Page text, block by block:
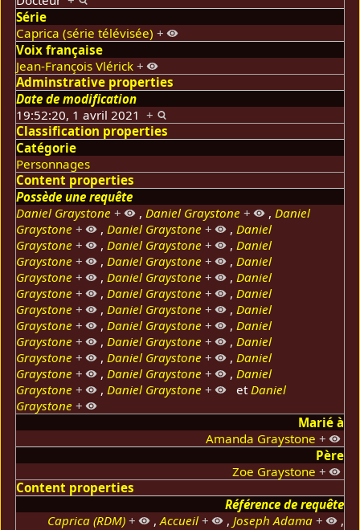
Série
Caprica (série télévisée) +
Voix française
Jean-François Vlérick +
Adminstrative properties
Date de modification
19:52:20, 1 avril 2021 +
Classification properties
Catégorie
Personnages
Content properties
Possède une requête
Daniel Graystone + ,Daniel Graystone + ,Daniel
Graystone + ,Daniel Graystone + ,Daniel
Graystone + ,Daniel Graystone + ,Daniel
Graystone + ,Daniel Graystone + ,Daniel
Graystone + ,Daniel Graystone + ,Daniel
Graystone + ,Daniel Graystone + ,Daniel
Graystone + ,Daniel Graystone + ,Daniel
Graystone + ,Daniel Graystone + ,Daniel
Graystone + ,Daniel Graystone + ,Daniel
Graystone + ,Daniel Graystone + ,Daniel
Graystone + ,Daniel Graystone + ,Daniel
Graystone + ,Daniel Graystone + etDaniel
Graystone +
Marié à
Amanda Graystone +
Père
Zoe Graystone +
Content properties
Référence de requête
Caprica (RDM) + ,Accueil + , Joseph Adama +
,